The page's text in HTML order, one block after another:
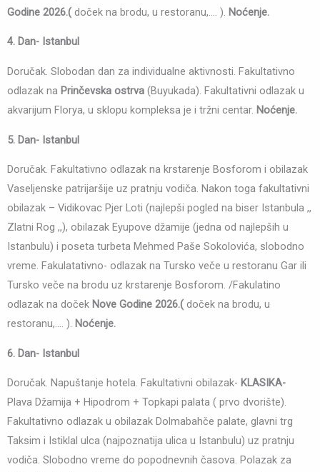
Godine 2026.( doček na brodu, u restoranu,…. ). Noćenje.
4. Dan- Istanbul
Doručak. Slobodan dan za individualne aktivnosti. Fakultativno
odlazak na Prinčevska ostrva (Buyukada). Fakultativni odlazak u
akvarijum Florya, u sklopu kompleksa je i tržni centar. Noćenje.
5. Dan- Istanbul
Doručak. Fakultativno odlazak na krstarenje Bosforom i obilazak
Vaseljenske patrijaršije uz pratnju vodiča. Nakon toga fakultativni
obilazak – Vidikovac Pjer Loti (najlepši pogled na biser Istanbula ,,
Zlatni Rog ,,), obilazak Eyupove džamije (jedna od najlepših u
Istanbulu) i poseta turbeta Mehmed Paše Sokolovića, slobodno
vreme. Fakulatativno- odlazak na Tursko veče u restoranu Gar ili
Tursko veče na brodu uz krstarenje Bosforom. /Fakulatino
odlazak na doček Nove Godine 2026.( doček na brodu, u
restoranu,…. ). Noćenje.
6. Dan- Istanbul
Doručak. Napuštanje hotela. Fakultativni obilazak- KLASIKA-
Plava Džamija + Hipodrom + Topkapi palata ( prvo dvorište).
Fakultativno odlazak u obilazak Dolmabahče palate, glavni trg
Taksim i Istiklal ulca (najpoznatija ulica u Istanbulu) uz pratnju
vodiča. Slobodno vreme do popodnevnih časova. Polazak za